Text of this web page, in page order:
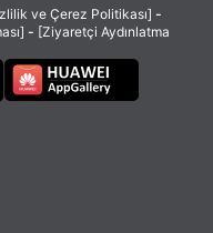
ve Çerez Politikası] -
- [Ziyaretçi Aydınlatma